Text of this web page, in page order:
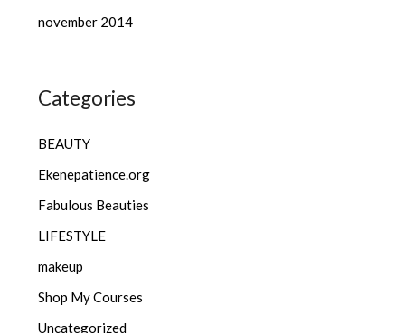
november 2014
Categories
BEAUTY
Ekenepatience.org
Fabulous Beauties
LIFESTYLE
makeup
Shop My Courses
Uncategorized